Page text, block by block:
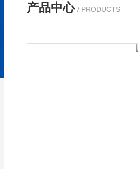
产品中心 / PRODUCTS